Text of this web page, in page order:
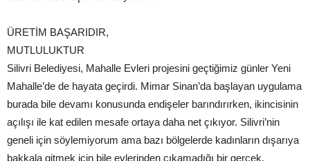
ÜRETİM BAŞARIDIR,
MUTLULUKTUR
Silivri Belediyesi, Mahalle Evleri projesini geçtiğimiz günler Yeni
Mahalle’de de hayata geçirdi. Mimar Sinan’da başlayan uygulama
burada bile devamı konusunda endişeler barındırırken, ikincisinin
açılışı ile kat edilen mesafe ortaya daha net çıkıyor. Silivri’nin
geneli için söylemiyorum ama bazı bölgelerde kadınların dışarıya
bakkala gitmek için bile evlerinden çıkamadığı bir gerçek.